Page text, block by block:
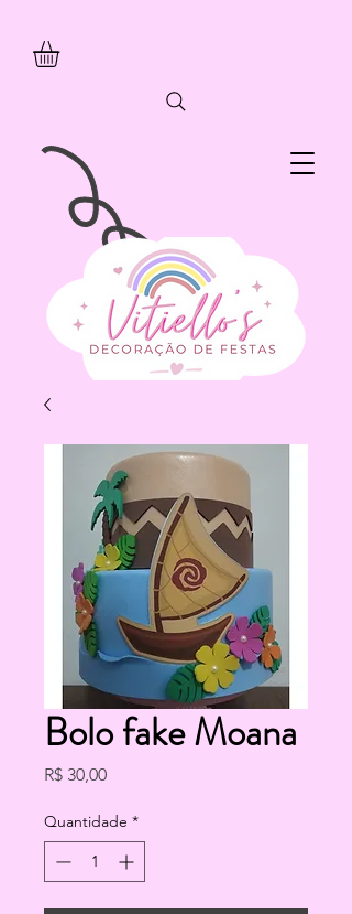
Bolo fake Moana
R$ 30,00Preço
Quantidade *